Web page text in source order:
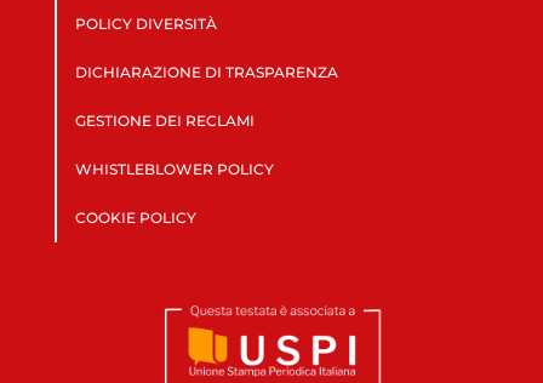
POLICY DIVERSITÀ
DICHIARAZIONE DI TRASPARENZA
GESTIONE DEI RECLAMI
WHISTLEBLOWER POLICY
COOKIE POLICY